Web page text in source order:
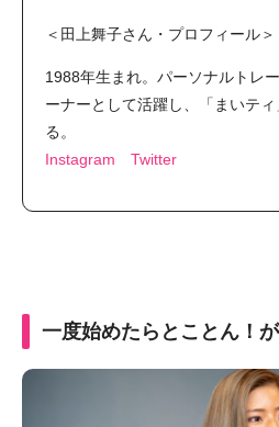
＜田上舞子さん・プロフィール＞
1988年生まれ。パーソナルトレ
ーナーとして活躍し、「まいテ
る。
Instagram Twitter
一度始めたらとことん！